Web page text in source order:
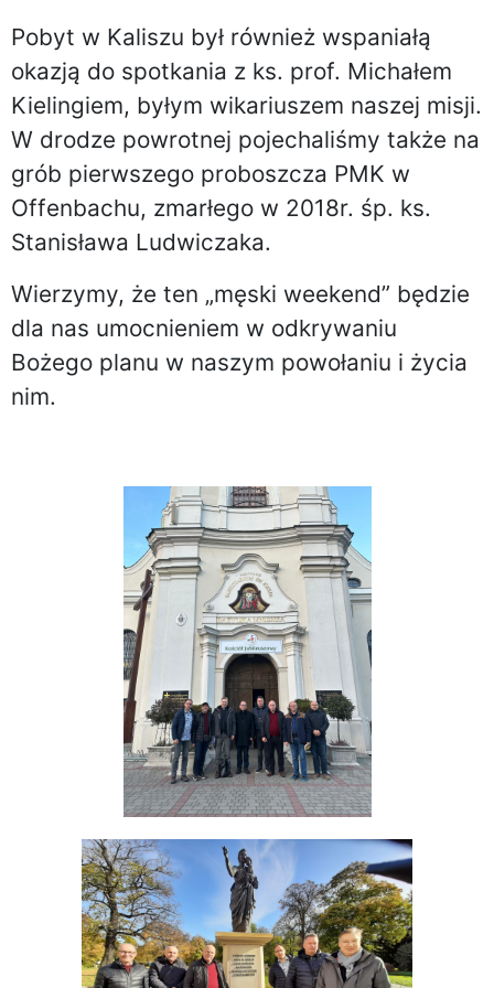
Pobyt w Kaliszu był również wspaniałą
okazją do spotkania z ks. prof. Michałem
Kielingiem, byłym wikariuszem naszej misji.
W drodze powrotnej pojechaliśmy także na
grób pierwszego proboszcza PMK w
Offenbachu, zmarłego w 2018r. śp. ks.
Stanisława Ludwiczaka.
Wierzymy, że ten „męski weekend” będzie
dla nas umocnieniem w odkrywaniu
Bożego planu w naszym powołaniu i życia
nim.